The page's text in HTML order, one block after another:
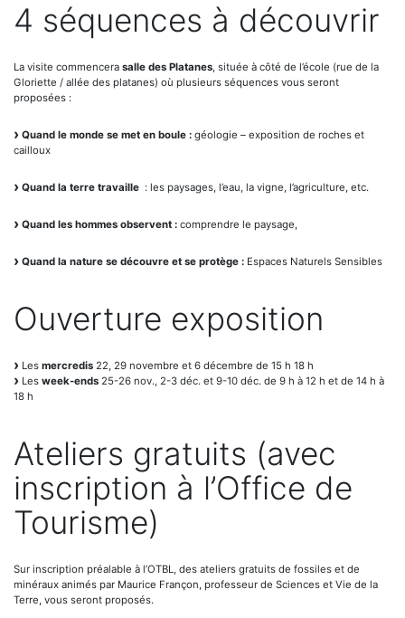
4 séquences à découvrir
La visite commencera salle des Platanes, située à côté de l’école (rue de la
Gloriette / allée des platanes) où plusieurs séquences vous seront
proposées :
Quand le monde se met en boule : géologie – exposition de roches et
cailloux
Quand la terre travaille : les paysages, l’eau, la vigne, l’agriculture, etc.
Quand les hommes observent : comprendre le paysage,
Quand la nature se découvre et se protège : Espaces Naturels Sensibles
Ouverture exposition
Les mercredis 22, 29 novembre et 6 décembre de 15 h 18 h
Les week-ends 25-26 nov., 2-3 déc. et 9-10 déc. de 9 h à 12 h et de 14 h à
18 h
Ateliers gratuits (avec
inscription à l’Office de
Tourisme)
Sur inscription préalable à l’OTBL, des ateliers gratuits de fossiles et de
minéraux animés par Maurice Françon, professeur de Sciences et Vie de la
Terre, vous seront proposés.